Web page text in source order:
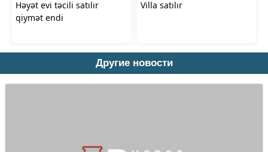
Другие новости